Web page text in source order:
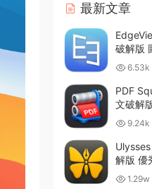
最新文章
破解版
6.53k
PDF
文破解
9.24k
解版 優
件 1.29w